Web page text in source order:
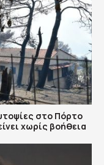
στο Πόρτο
χωρίς βοήθεια